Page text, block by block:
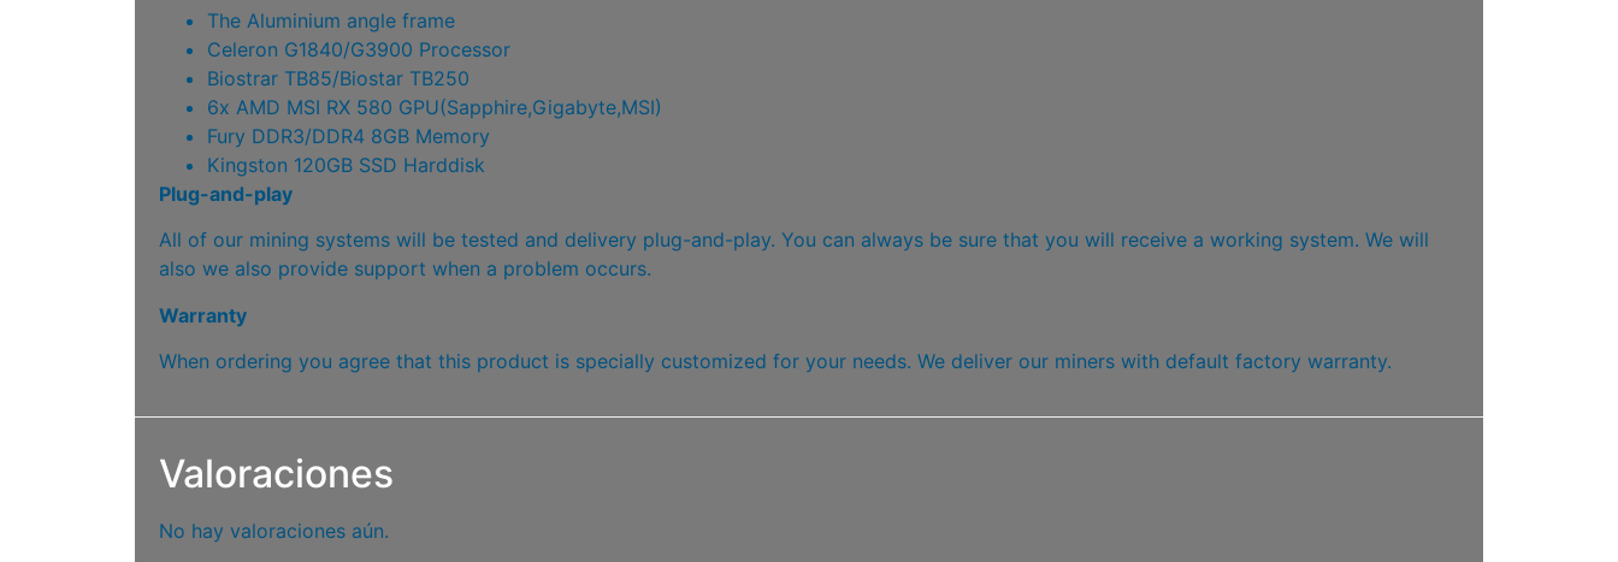
The Aluminium angle frame
Celeron G1840/G3900 Processor
Biostrar TB85/Biostar TB250
6x AMD MSI RX 580 GPU(Sapphire,Gigabyte,MSI)
Fury DDR3/DDR4 8GB Memory
Kingston 120GB SSD Harddisk
Plug-and-play
All of our mining systems will be tested and delivery plug-and-play. You can always be sure that you will receive a working system. We will
also we also provide support when a problem occurs.
Warranty
When ordering you agree that this product is specially customized for your needs. We deliver our miners with default factory warranty.
Valoraciones
No hay valoraciones aún.